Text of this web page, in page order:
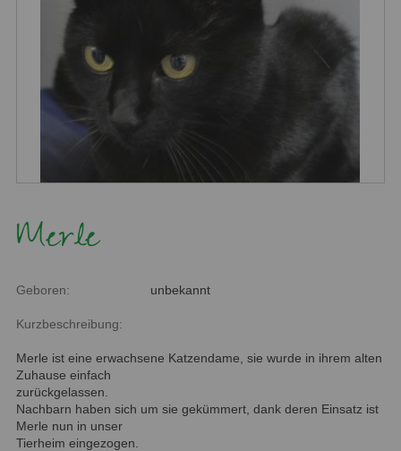
Merle
Geboren: unbekannt
Kurzbeschreibung:
Merle ist eine erwachsene Katzendame, sie wurde in ihrem alten
Zuhause einfach
zurückgelassen.
Nachbarn haben sich um sie gekümmert, dank deren Einsatz ist
Merle nun in unser
Tierheim eingezogen.